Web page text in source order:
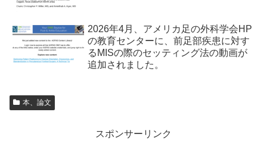
2026年4月、アメリカ足の外科学会HP
の教育センターに、前足部疾患に対す
るMISの際のセッティング法の動画が
追加されました。
本、論文
スポンサーリンク